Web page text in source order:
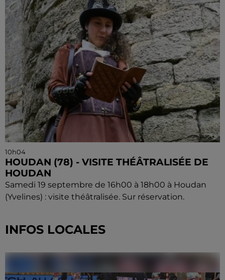
10h04
HOUDAN (78) - VISITE THÉÂTRALISÉE DE
HOUDAN
Samedi 19 septembre de 16h00 à 18h00 à Houdan
(Yvelines) : visite théâtralisée. Sur réservation.
INFOS LOCALES